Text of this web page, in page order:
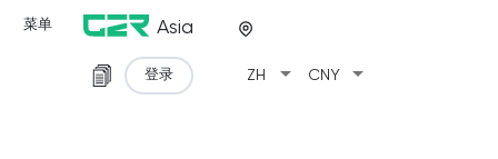
菜单 Asia
ZH arrow_drop_down CNY arrow_drop_down
登录